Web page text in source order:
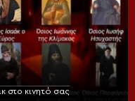
στο κινητό σας